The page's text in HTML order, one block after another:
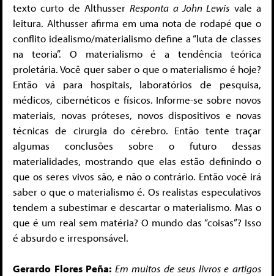
texto curto de AlthusserResponta a John Lewis vale a
leitura. Althusser afirma em uma nota de rodapé que o
conflito idealismo/materialismo define a “luta de classes
na teoria”. O materialismo é a tendência teórica
proletária. Você quer saber o que o materialismo é hoje?
Então vá para hospitais, laboratórios de pesquisa,
médicos, cibernéticos e físicos. Informe-se sobre novos
materiais, novas próteses, novos dispositivos e novas
técnicas de cirurgia do cérebro. Então tente traçar
algumas conclusões sobre o futuro dessas
materialidades, mostrando que elas estão definindo o
que os seres vivos são, e não o contrário. Então você irá
saber o que o materialismo é. Os realistas especulativos
tendem a subestimar e descartar o materialismo. Mas o
que é um real sem matéria? O mundo das “coisas”? Isso
é absurdo e irresponsável.
Gerardo Flores Peña: Em muitos de seus livros e artigos